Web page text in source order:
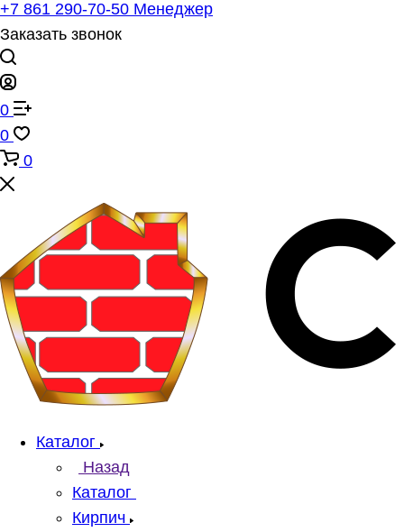
+7 861 290-70-50 Менеджер
Заказать звонок
0
0
0
Каталог
Назад
Каталог
Кирпич